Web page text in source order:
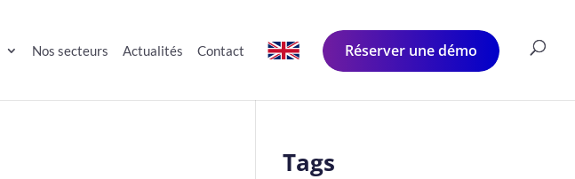
Nos secteurs Actualités Contact Réserver une démo
Tags